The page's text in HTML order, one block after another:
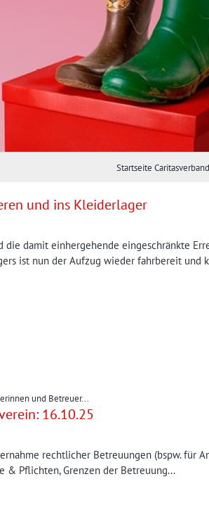
Startseite
und ins Kleiderlager
die damit einhergehende eingeschränkte
ist nun der Aufzug wieder fahrbereit und
und Betreuer...
16.10.25
rechtlicher Betreuungen (bspw. für
& Pflichten, Grenzen der Betreuung...